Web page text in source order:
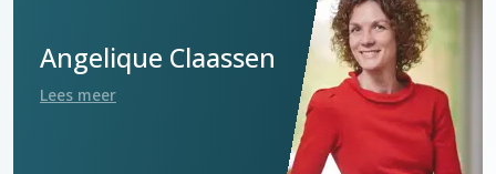
Angelique Claassen
Lees meer